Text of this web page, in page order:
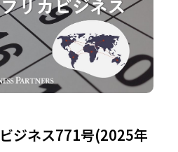
ジネス771号(2025年